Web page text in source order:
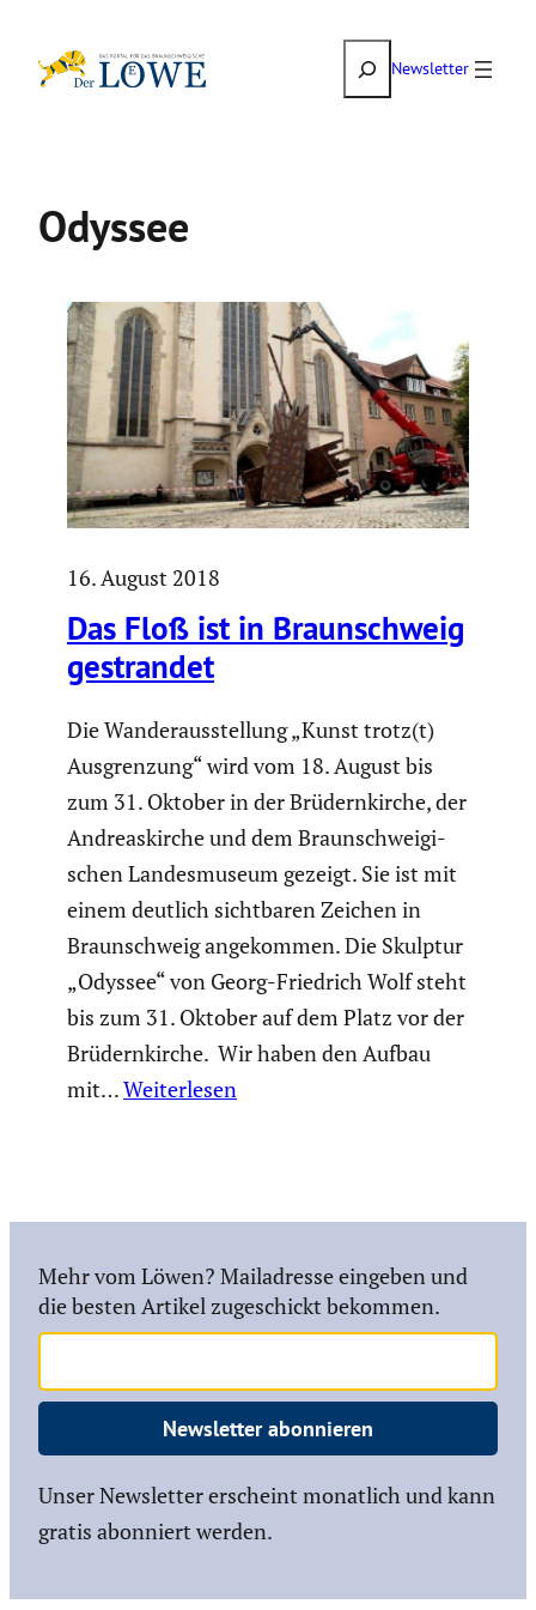
Inhalt
SuchenNewsletter
Odyssee
16. August 2018
Das Floß ist in Braun­schweig
gestrandet
Die Wander­aus­stel­lung „Kunst trotz(t)
Ausgren­zung“ wird vom 18. August bis
zum 31. Oktober in der Brüdern­kirche, der
Andre­as­kirche und dem Braun­schwei­gi­
schen Landes­mu­seum gezeigt. Sie ist mit
einem deutlich sicht­baren Zeichen in
Braun­schweig angekommen. Die Skulptur
„Odyssee“ von Georg-Friedrich Wolf steht
bis zum 31. Oktober auf dem Platz vor der
Brüdern­kirche. Wir haben den Aufbau
mit…Weiterlesen
Mehr vom Löwen? Mailadresse eingeben und
die besten Artikel zugeschickt bekommen.
Newsletter abonnieren
Unser Newsletter erscheint monatlich und kann
gratis abonniert werden.